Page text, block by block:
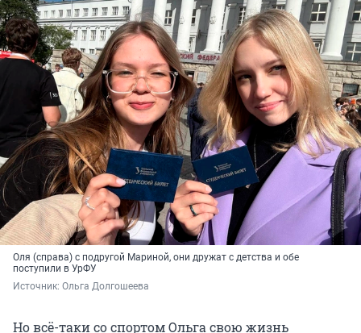
Оля (справа) с подругой Мариной, они дружат с детства и обе
поступили в УрФУ
Источник: Ольга Долгошеева
Но всё-таки со спортом Ольга свою жизнь